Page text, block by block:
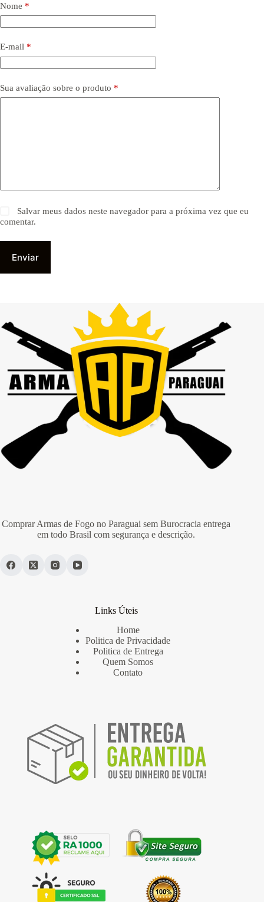
Nome *
E-mail *
Sua avaliação sobre o produto *
Salvar meus dados neste navegador para a próxima vez que eu
comentar.
Enviar
Comprar Armas de Fogo no Paraguai sem Burocracia entrega
em todo Brasil com segurança e descrição.
Links Úteis
Home
Politica de Privacidade
Politica de Entrega
Quem Somos
Contato